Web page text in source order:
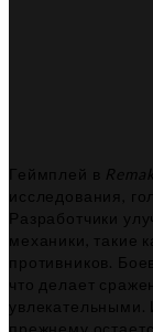
Геймплей в
исследования,
Разработчики
механики, такие
противников.
что делает
прежнему